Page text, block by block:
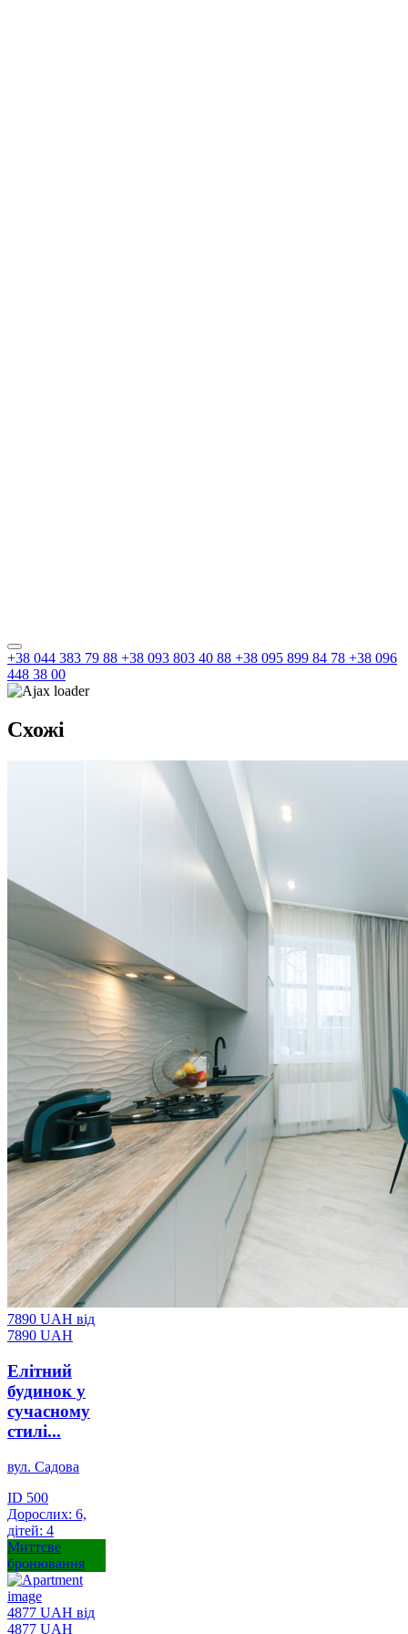
+38 044 383 79 88 +38 093 803 40 88 +38 095 899 84 78 +38 096
448 38 00
Схожі
7890 UAH від
7890 UAH
Елiтний
будинок у
сучасному
стилi...
вул. Садова
ID 500
Дорослих: 6,
дітей: 4
Миттєве
бронювання
4877 UAH від
4877 UAH